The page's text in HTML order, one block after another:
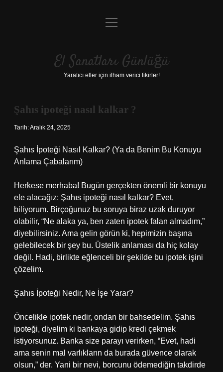
Anasayfa
Yasal Uyarı
menüyü
El Sanatları Günlüğü
Yaratıcı eller için ilham verici fikirler!
Şahıs ipoteği nasıl kalkar ?
Tarih: Aralık 24, 2025
Şahıs İpoteği Nasıl Kalkar? (Ya da Benim Bu Konuyu
Anlama Çabalarım)
Herkese merhaba! Bugün gerçekten önemli bir konuyu
ele alacağız: Şahıs ipoteği nasıl kalkar? Evet,
biliyorum. Birçoğunuz bu soruya biraz uzak duruyor
olabilir, “Ne alaka ya, ben zaten ipotek falan almadım,”
diyebilirsiniz. Ama gelin görün ki, hepimizin başına
gelebilecek bir şey bu. Üstelik anlaması da hiç kolay
değil. Hadi, birlikte eğlenceli bir şekilde bu ipotek işini
çözelim.
Şahıs İpoteği Nedir, Ne İşe Yarar?
Öncelikle ipotek nedir, ondan bir bahsedelim. Şahıs
ipoteği, diyelim ki bankaya gidip kredi çekmek
istiyorsunuz. Banka size parayı verirken, “Evet, hadi
ama senin mal varlıkların da burada güvence olarak
olsun,” der. Yani bir nevi, borcunu ödemediğin takdirde